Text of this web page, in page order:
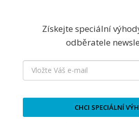
Získejte speciální
odběratele
CHCI SPECIÁLNÍ